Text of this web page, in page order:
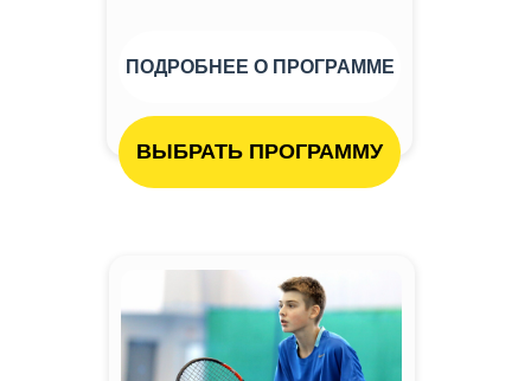
ВЫБРАТЬ ПРОГРАММУ
ПОДРОБНЕЕ О ПРОГРАММЕ